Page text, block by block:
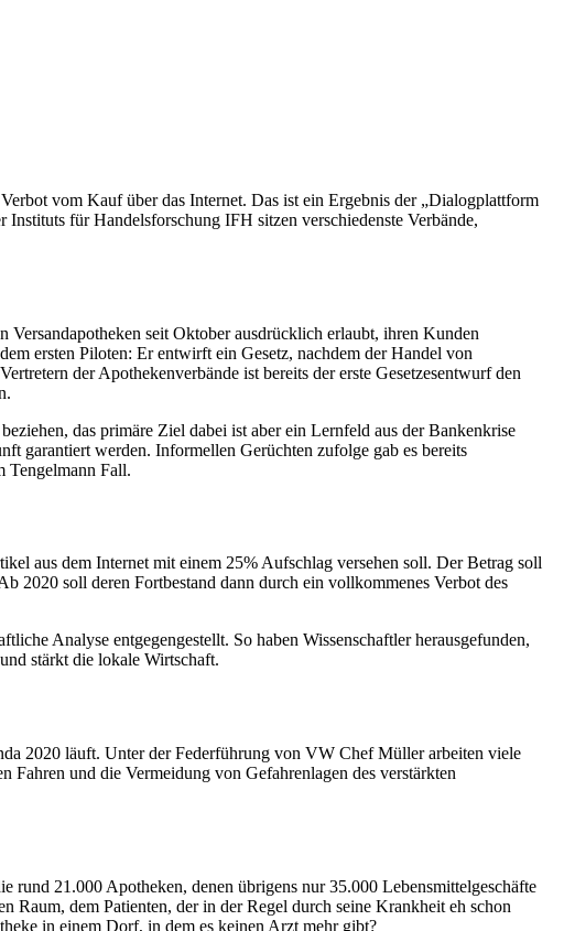
vom Kauf über das Internet. Das ist ein Ergebnis der „Dialogplattform
für Handelsforschung IFH sitzen verschiedenste Verbände,
seit Oktober ausdrücklich erlaubt, ihren Kunden
ersten Piloten: Er entwirft ein Gesetz, nachdem der Handel von
der Apothekenverbände ist bereits der erste Gesetzesentwurf den
das primäre Ziel dabei ist aber ein Lernfeld aus der Bankenkrise
garantiert werden. Informellen Gerüchten zufolge gab es bereits
Tengelmann Fall.
aus dem Internet mit einem 25% Aufschlag versehen soll. Der Betrag soll
2020 soll deren Fortbestand dann durch ein vollkommenes Verbot des
Analyse entgegengestellt. So haben Wissenschaftler herausgefunden,
stärkt die lokale Wirtschaft.
2020 läuft. Unter der Federführung von VW Chef Müller arbeiten viele
Fahren und die Vermeidung von Gefahrenlagen des verstärkten
21.000 Apotheken, denen übrigens nur 35.000 Lebensmittelgeschäfte
Raum, dem Patienten, der in der Regel durch seine Krankheit eh schon
in einem Dorf, in dem es keinen Arzt mehr gibt?